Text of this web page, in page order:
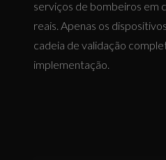
serviços de bombeiros em
reais. Apenas os
cadeia de validação
implementação.